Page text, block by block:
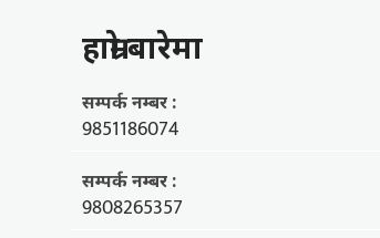
हाम्राे बारेमा
सम्पर्क नम्बर :
9851186074
सम्पर्क नम्बर :
9808265357